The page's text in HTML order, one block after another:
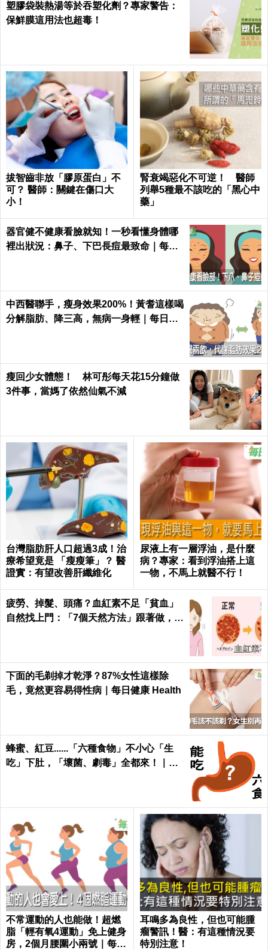
塑膠袋裝熱湯等於吞塑化劑？專家警告：
保鮮膜這用法也超毒！
拔智齒非放「膠原蛋白」不
可？ 醫師：關鍵在傷口大
小！
腎衰竭惡化不可逆！ 醫師
列舉5種最不該吃的「黑心中
藥」
器官健不健康看臉就知！一秒看懂身體哪
裡出狀況：鼻子、下巴長痘最致命｜每日
中西醫聯手，瘦身效果200%！黃耆這樣喝
分解脂肪、降三高，無病一身輕｜每日健
瘦回少女體態！ 林可彤每天花15分鐘做
3件事，當媽了依然仙氣不減
台灣脂肪肝人口超過3成！治
療希望竟是 「瘦瘦筆」？ 醫
證實：有望改善肝纖維化
尿液上有一層浮油，是什麼
病？專家：看到浮油搭上這
一物，不馬上就醫不行！
疲勞、掉髮、頭痛？血紅素不足「貧血」
自然找上門：「7個天然方法」跟著做，杜
下面的毛剃掉才乾淨？87%女性這樣除
毛，竟然更容易得性病｜每日健康 Health
蜂蜜、紅豆......「六種食物」不小心「生
吃」下肚，「壞菌、劇毒」全都來！｜每
不常運動的人也能做！超燃
脂「輕有氧4運動」免上健身
房，2個月腰圍小兩號｜每日
耳鳴多為良性，但也可能腫
瘤警訊！醫：有這種情況要
特別注意！